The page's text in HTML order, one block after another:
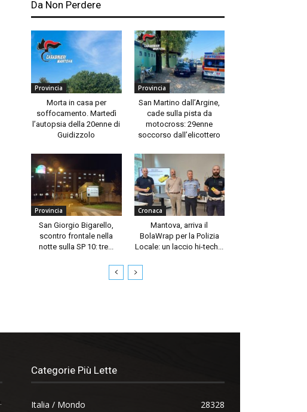
Da Non Perdere
Provincia
Morta in casa per
soffocamento. Martedì
l’autopsia della 20enne di
Guidizzolo
Provincia
San Martino dall’Argine,
cade sulla pista da
motocross: 29enne
soccorso dall’elicottero
Provincia
San Giorgio Bigarello,
scontro frontale nella
notte sulla SP 10: tre...
Cronaca
Mantova, arriva il
BolaWrap per la Polizia
Locale: un laccio hi-tech...
Categorie Più Lette
Italia / Mondo 28328